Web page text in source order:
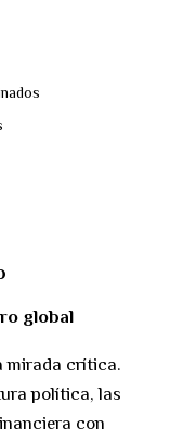
global
mirada crítica.
política, las
con